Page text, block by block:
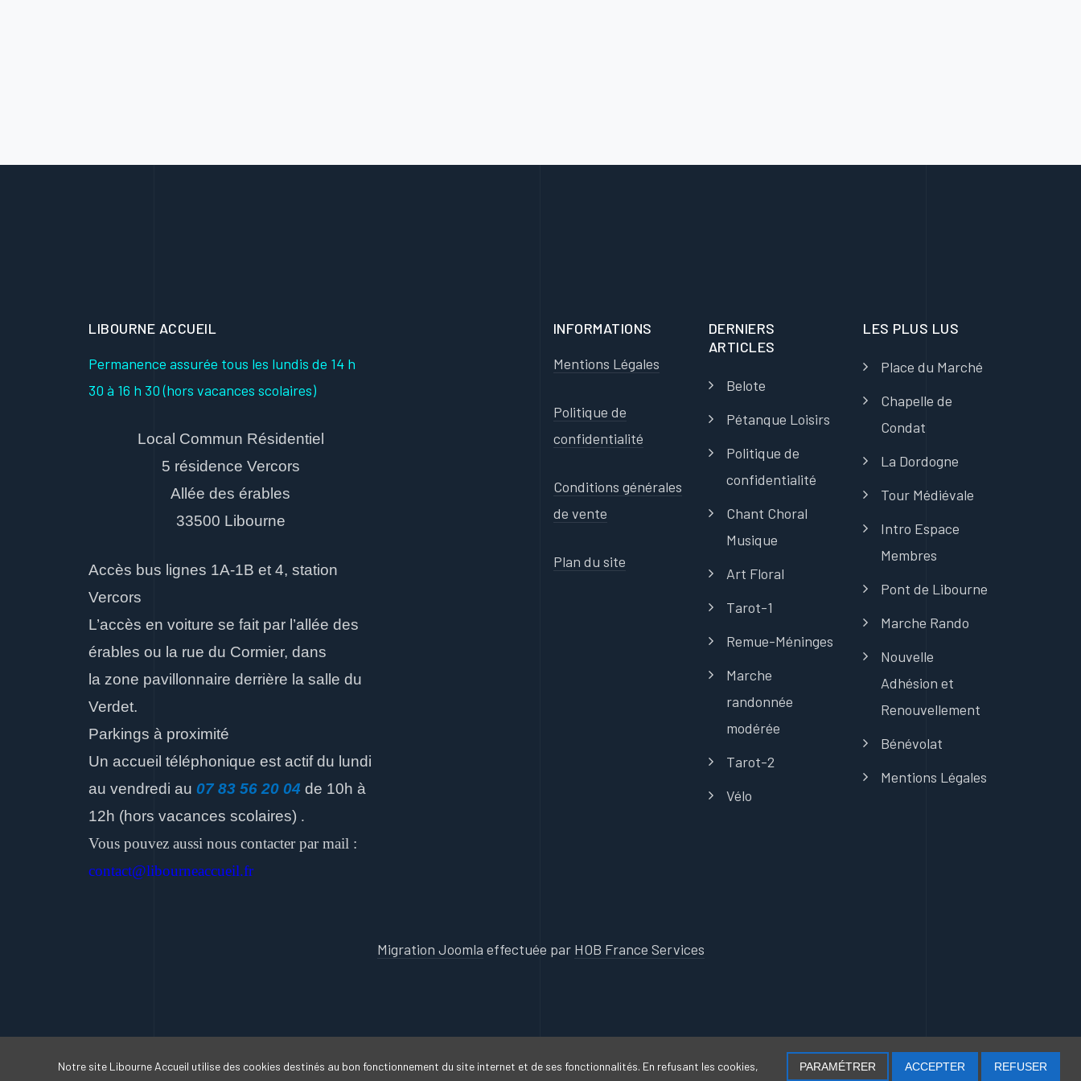
LIBOURNE ACCUEIL
Permanence assurée tous les lundis de 14 h
30 à 16 h 30(hors vacances scolaires)
Local Commun Résidentiel
5 résidence Vercors
Allée des érables
33500 Libourne
Accès bus lignes 1A-1B et 4, station
Vercors
L’accès en voiture se fait par l’allée des
érables ou la rue du Cormier, dans
la zone pavillonnaire derrière la salle du
Verdet.
Parkings à proximité
Un accueil téléphonique est actif du lundi
au vendredi au 07 83 56 20 04 de 10h à
12h (hors vacances scolaires) .
Vous pouvez aussi nous contacter par mail :
contact@libourneaccueil.fr
INFORMATIONS
Mentions Légales
Politique de
confidentialité
Conditions générales
de vente
Plan du site
DERNIERS
ARTICLES
Belote
Pétanque Loisirs
Politique de
confidentialité
Chant Choral
Musique
Art Floral
Tarot-1
Remue-Méninges
Marche
randonnée
modérée
Tarot-2
Vélo
LES PLUS LUS
Place du Marché
Chapelle de
Condat
La Dordogne
Tour Médiévale
Intro Espace
Membres
Pont de Libourne
Marche Rando
Nouvelle
Adhésion et
Renouvellement
Bénévolat
Mentions Légales
Migration Joomla effectuée par HOB France Services
Notre site Libourne Accueil utilise des cookies destinés au bon fonctionnement du site internet et de ses fonctionnalités. En refusant les cookies,
PARAMÉTRER ACCEPTER REFUSER